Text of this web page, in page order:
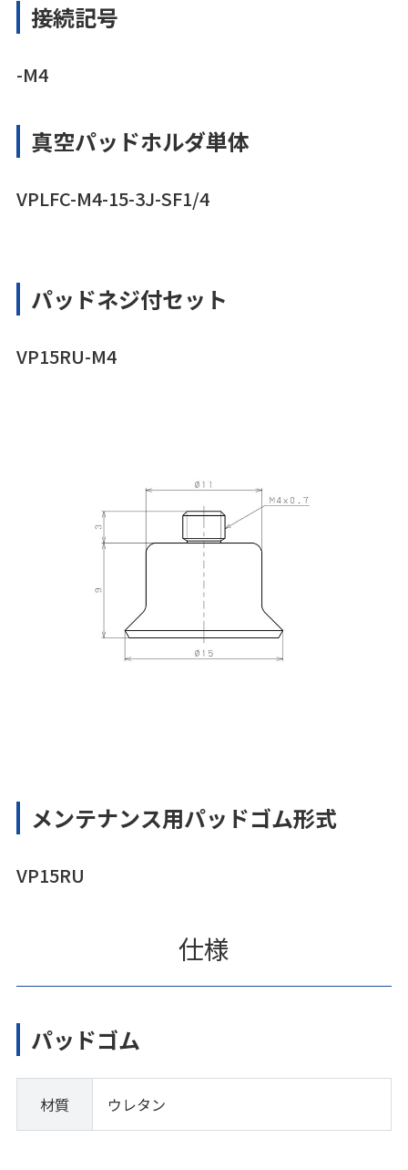
接続記号
-M4
真空パッドホルダ単体
VPLFC-M4-15-3J-SF1/4
パッドネジ付セット
VP15RU-M4
メンテナンス用パッドゴム形式
VP15RU
仕様
パッドゴム
材質 ウレタン